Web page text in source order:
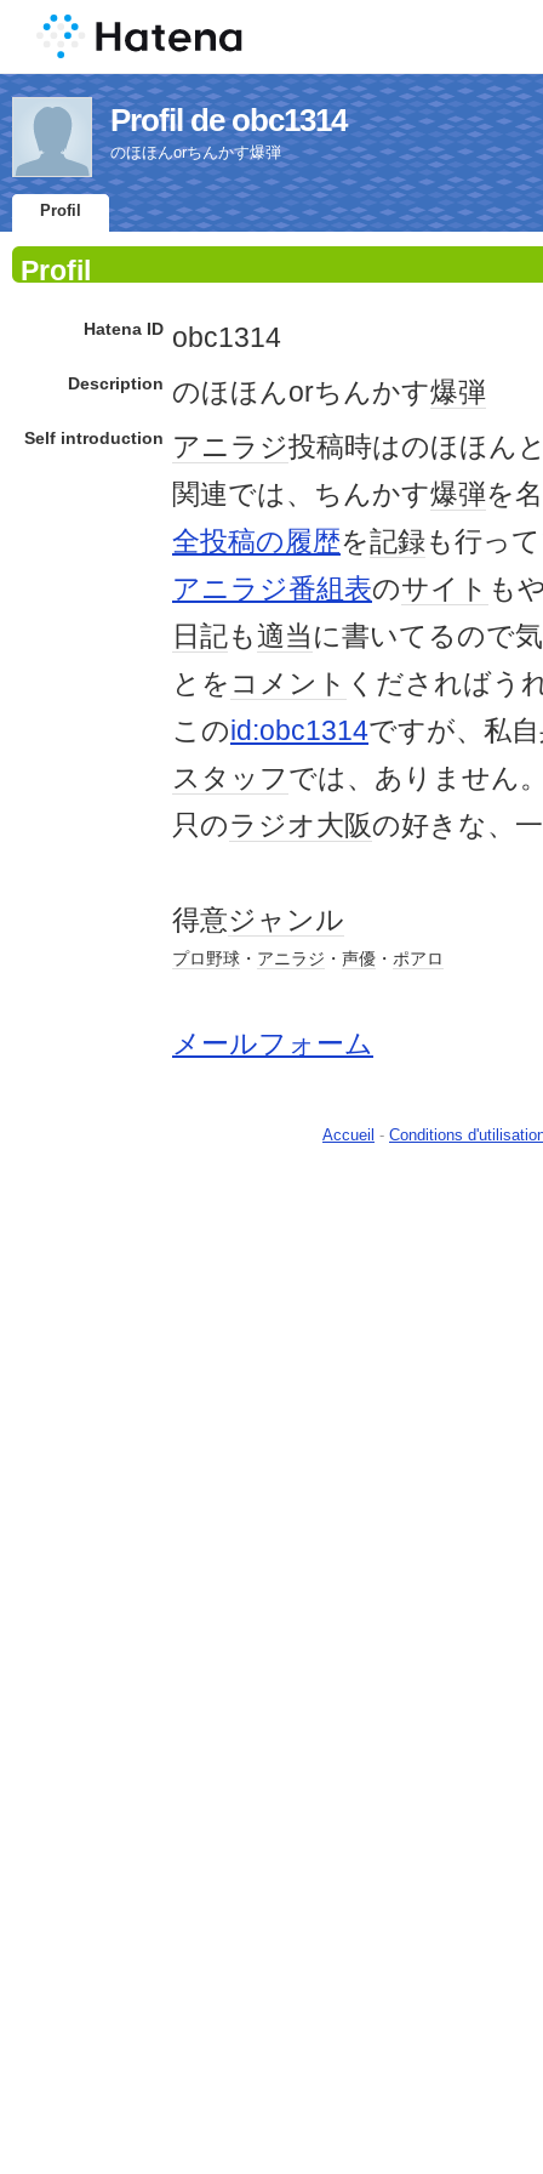
Profil de obc1314
のほほんorちんかす爆弾
Profil
Profil
Hatena ID obc1314
Description のほほんorちんかす爆弾
Self introduction アニラジ投稿時はのほほん
関連では、ちんかす爆弾を
全投稿の履歴を記録も行っ
アニラジ番組表のサイト も
日記も適当に書いてるので
とを コメント くださればう
このid:obc1314ですが、私
スタッフでは、ありません
只のラジオ大阪の好きな、一
得意ジャンル
プロ野球 ・ アニラジ ・ 声優 ・ ポアロ
メールフォーム
Accueil - Conditions